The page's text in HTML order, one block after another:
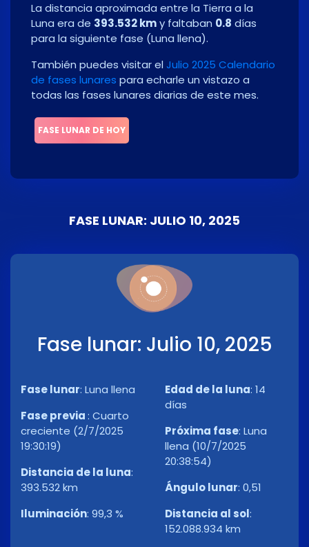
La distancia aproximada entre la Tierra a la
Luna era de 393.532 kmy faltaban 0.8 días
para la siguiente fase (Luna llena).
También puedes visitar el Julio 2025 Calendario
de fases lunares para echarle un vistazo a
todas las fases lunares diarias de este mes.
FASE LUNAR DE HOY
FASE LUNAR: JULIO 10, 2025
Fase lunar: Julio 10, 2025
Fase lunar: Luna llena
Fase previa: Cuarto
creciente (2/7/2025
19:30:19)
Distancia de la luna:
393.532 km
Iluminación: 99,3 %
Edad de la luna: 14
días
Próxima fase: Luna
llena (10/7/2025
20:38:54)
Ángulo lunar: 0,51
Distancia al sol:
152.088.934 km